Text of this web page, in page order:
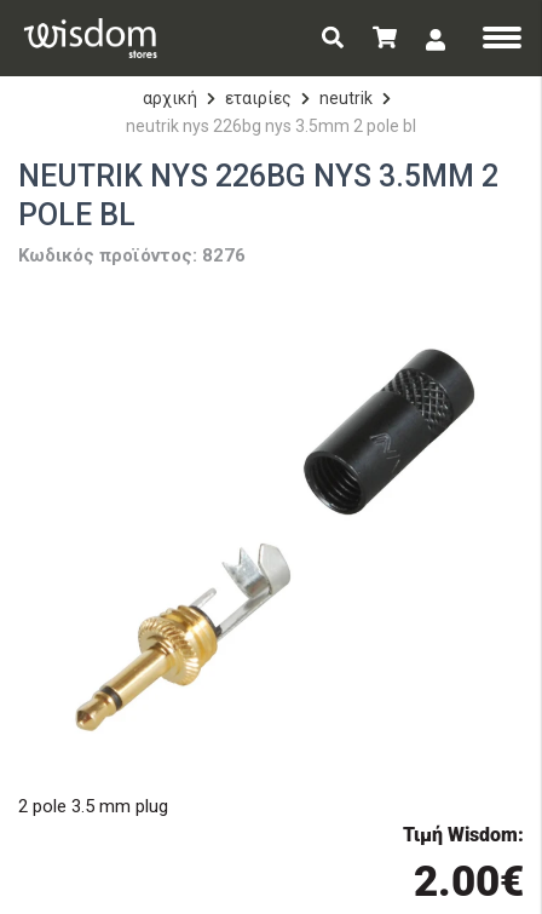
αρχική εταιρίες
neutrik
neutrik nys 226bg nys 3.5mm 2 pole bl
NEUTRIK NYS 226BG NYS 3.5MM 2
POLE BL
Κωδικός προϊόντος: 8276
2 pole 3.5 mm plug
Τιμή Wisdom:
2.00€